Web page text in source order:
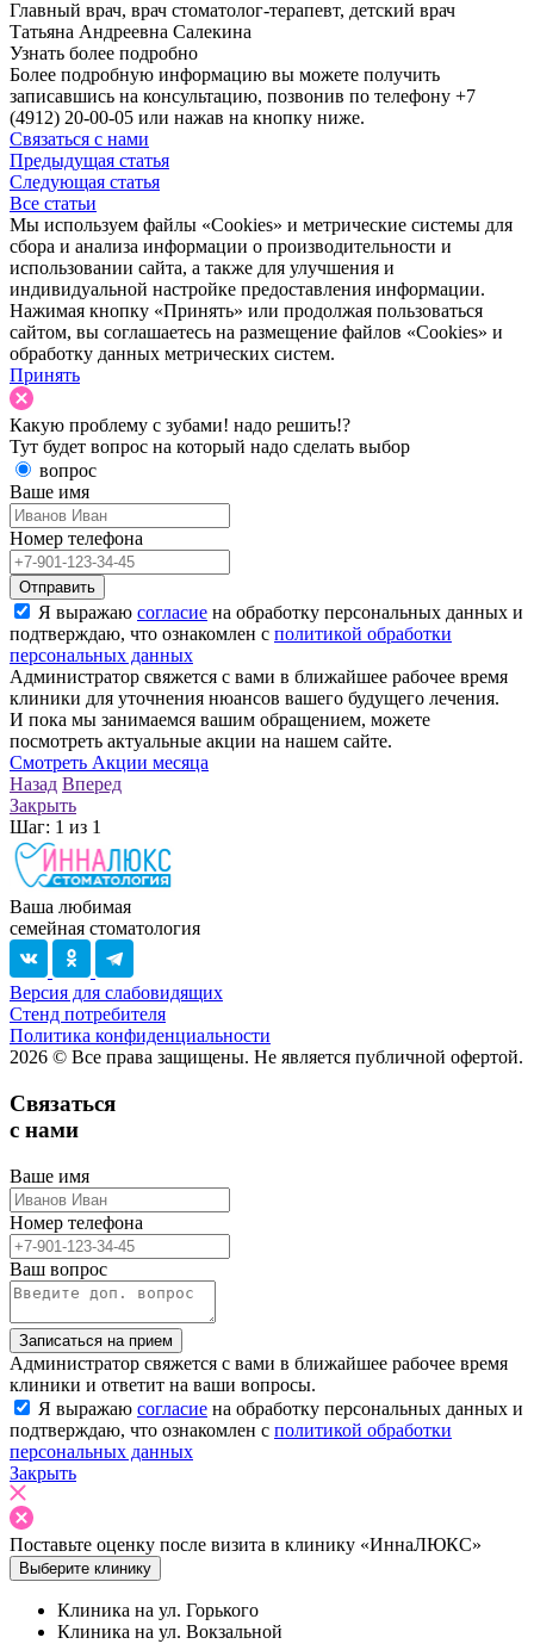
Главный врач, врач стоматолог-терапевт, детский врач
Татьяна Андреевна Салекина
Узнать более подробно
Более подробную информацию вы можете получить
записавшись на консультацию, позвонив по телефону +7
(4912) 20-00-05 или нажав на кнопку ниже.
Связаться с нами
Предыдущая статья
Следующая статья
Все статьи
Мы используем файлы «Cookies» и метрические системы для
сбора и анализа информации о производительности и
использовании сайта, а также для улучшения и
индивидуальной настройке предоставления информации.
Нажимая кнопку «Принять» или продолжая пользоваться
сайтом, вы соглашаетесь на размещение файлов «Cookies» и
обработку данных метрических систем.
Принять
Какую проблему с зубами! надо решить!?
Тут будет вопрос на который надо сделать выбор
вопрос
Ваше имя
Номер телефона
Отправить
Я выражаю согласие на обработку персональных данных и
подтверждаю, что ознакомлен с политикой обработки
персональных данных
Администратор свяжется с вами в ближайшее рабочее время
клиники для уточнения нюансов вашего будущего лечения.
И пока мы занимаемся вашим обращением, можете
посмотреть актуальные акции на нашем сайте.
Смотреть Акции месяца
Назад Вперед
Закрыть
Шаг: 1 из 1
Ваша любимая
семейная стоматология
Версия для слабовидящих
Стенд потребителя
Политика конфиденциальности
2026 © Все права защищены. Не является публичной офертой.
Связаться
с нами
Ваше имя
Номер телефона
Ваш вопрос
Записаться на прием
Администратор свяжется с вами в ближайшее рабочее время
клиники и ответит на ваши вопросы.
Я выражаю согласие на обработку персональных данных и
подтверждаю, что ознакомлен с политикой обработки
персональных данных
Закрыть
Поставьте оценку после визита в клинику «ИннаЛЮКС»
Выберите клинику
Клиника на ул. Горького
Клиника на ул. Вокзальной